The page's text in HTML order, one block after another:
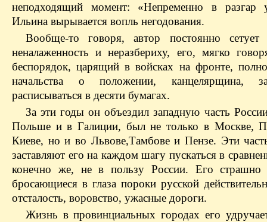
неподходящий момент: «Непременно в разгар
Ильина вырывается вопль негодования.
Вообще-то говоря, автор постоянно
неналаженность и неразбериху, его, мягко
беспорядок, царящий в войсках на фронте,
начальства о положении, канцелярщина,
расписываться в десяти бумагах.
За эти годы он объездил западную часть
Польше и в Галиции, был не только в Москве,
Киеве, но и во Львове,Тамбове и Пензе. Эти
заставляют его на каждом шагу пускаться в
конечно же, не в пользу России. Его страшно
бросающиеся в глаза пороки русской
отсталость, воровство, ужасные дороги.
Жизнь в провинциальных городах его